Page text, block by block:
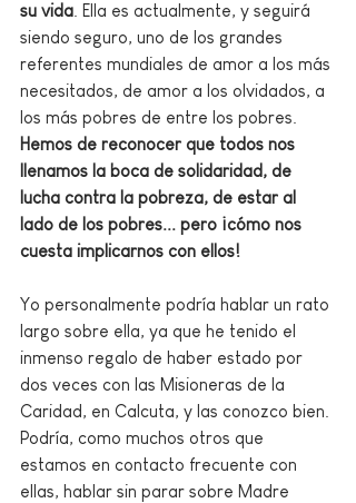
su vida . Ella es actualmente, y seguirá
siendo seguro, uno de los grandes
referentes mundiales de amor a los más
necesitados, de amor a los olvidados, a
los más pobres de entre los pobres.
Hemos de reconocer que todos nos
llenamos la boca de solidaridad, de
lucha contra la pobreza, de estar al
lado de los pobres... pero ¡cómo nos
cuesta implicarnos con ellos!
Yo personalmente podría hablar un rato
largo sobre ella, ya que he tenido el
inmenso regalo de haber estado por
dos veces con las Misioneras de la
Caridad, en Calcuta, y las conozco bien.
Podría, como muchos otros que
estamos en contacto frecuente con
ellas, hablar sin parar sobre Madre